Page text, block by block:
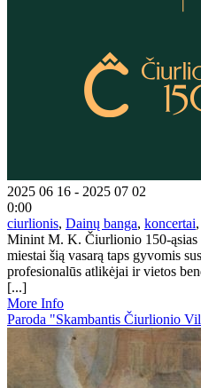
2025 06 16 - 2025 07 02
0:00
ciurlionis, Dainų banga, koncertai,
Minint M. K. Čiurlionio 150-ąsias
miestai šią vasarą taps gyvomis
profesionalūs atlikėjai ir vietos
[...]
More Info
Paroda "Skambantis Čiurlionio